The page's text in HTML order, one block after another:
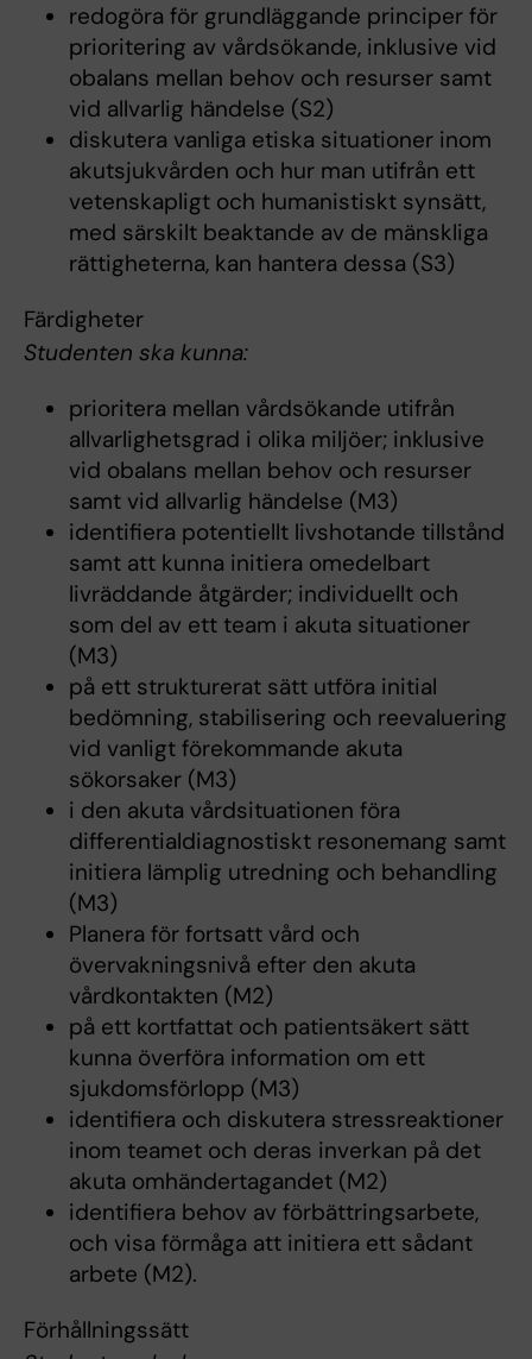
redogöra för grundläggande principer för
prioritering av vårdsökande, inklusive vid
obalans mellan behov och resurser samt
vid allvarlig händelse (S2)
diskutera vanliga etiska situationer inom
akutsjukvården och hur man utifrån ett
vetenskapligt och humanistiskt synsätt,
med särskilt beaktande av de mänskliga
rättigheterna, kan hantera dessa (S3)
Färdigheter
Studenten ska kunna:
prioritera mellan vårdsökande utifrån
allvarlighetsgrad i olika miljöer; inklusive
vid obalans mellan behov och resurser
samt vid allvarlig händelse (M3)
identifiera potentiellt livshotande tillstånd
samt att kunna initiera omedelbart
livräddande åtgärder; individuellt och
som del av ett team i akuta situationer
(M3)
på ett strukturerat sätt utföra initial
bedömning, stabilisering och reevaluering
vid vanligt förekommande akuta
sökorsaker (M3)
i den akuta vårdsituationen föra
differentialdiagnostiskt resonemang samt
initiera lämplig utredning och behandling
(M3)
Planera för fortsatt vård och
övervakningsnivå efter den akuta
vårdkontakten (M2)
på ett kortfattat och patientsäkert sätt
kunna överföra information om ett
sjukdomsförlopp (M3)
identifiera och diskutera stressreaktioner
inom teamet och deras inverkan på det
akuta omhändertagandet (M2)
identifiera behov av förbättringsarbete,
och visa förmåga att initiera ett sådant
arbete (M2).
Förhållningssätt